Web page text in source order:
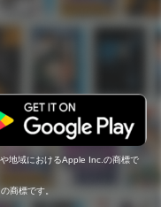
地域におけるApple Inc.の商標で
商標です。